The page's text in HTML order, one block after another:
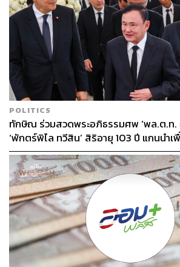
POLITICS
ทักษิณ ร่วมสวดพระอภิธรรมศพ ‘พล.ต.ท.
‘พักตร์พิไล ทวีสิน’ สิริอายุ 103 ปี แกนนำ
หลากวงการร่วมอาลัย